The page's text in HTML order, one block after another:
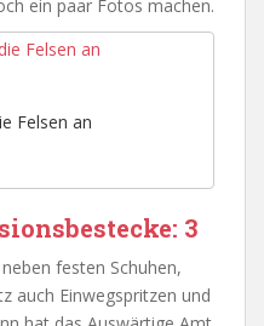
ein paar Fotos machen.
Felsen an
3
festen Schuhen,
auch Einwegspritzen und